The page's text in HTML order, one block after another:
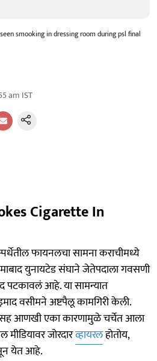
smooking in dressing room during psl final
am IST
Cigarette In
फायनलचा सामना कराचीमध्ये
युनायटेड संघाने जेतेपदाला गवसणी
पटकावलं आहे. या सामन्यात
वसीमने अष्टपैलू कामगिरी केली.
आणखी एका कारणामुळे चर्चेत आला
जोरदारव्हायरलहोतोय,
येत आहे.